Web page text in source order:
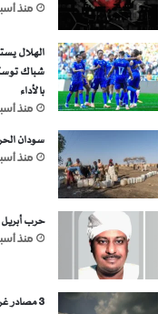
منذ
الهلال
شباك
بالأداء
منذ
سودان
منذ
حرب أبريل
منذ
3 مصادر